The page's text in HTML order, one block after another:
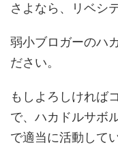
さよなら、リベシ
弱小ブロガーのハ
ださい。
もしよろしければ
で、ハカドルサボ
で適当に活動して